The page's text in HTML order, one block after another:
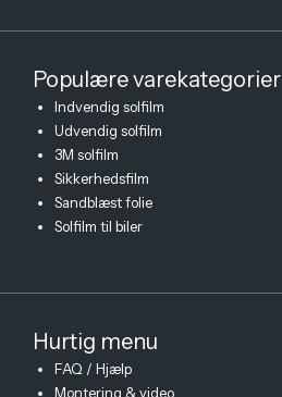
Populære varekategorier
Indvendig solfilm
Udvendig solfilm
3M solfilm
Sikkerhedsfilm
Sandblæst folie
Solfilm til biler
Hurtig menu
FAQ / Hjælp
Montering & video